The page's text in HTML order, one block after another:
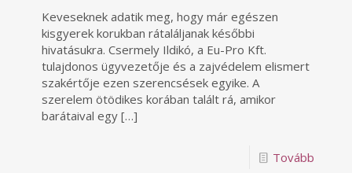
Keveseknek adatik meg, hogy már egészen
kisgyerek korukban rátaláljanak későbbi
hivatásukra. Csermely Ildikó, a Eu-Pro Kft.
tulajdonos ügyvezetője és a zajvédelem elismert
szakértője ezen szerencsések egyike. A
szerelem ötödikes korában talált rá, amikor
barátaival egy […]
Tovább